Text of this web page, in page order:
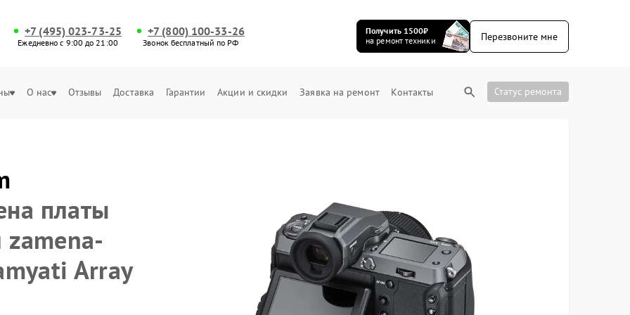
+7 (495) 023-73-25
Ежедневно с 9:00 до 21:00
+7 (800) 100-33-26
Звонок бесплатный по РФ
Получить 1500₽
на ремонт техники
Перезвоните мне
О нас Отзывы Доставка Гарантии Акции и скидки Заявка на ремонт Контакты Статус ремонта
платы
zamena-
Array